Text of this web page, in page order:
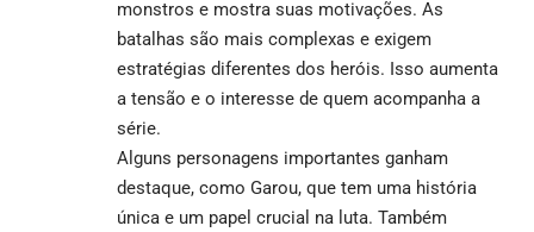
monstros e mostra suas motivações. As
batalhas são mais complexas e exigem
estratégias diferentes dos heróis. Isso aumenta
a tensão e o interesse de quem acompanha a
série.
Alguns personagens importantes ganham
destaque, como Garou, que tem uma história
única e um papel crucial na luta. Também